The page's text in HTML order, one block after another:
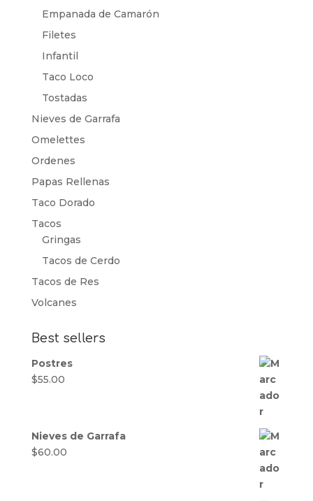
Empanada de Camarón
Filetes
Infantil
Taco Loco
Tostadas
Nieves de Garrafa
Omelettes
Ordenes
Papas Rellenas
Taco Dorado
Tacos
Gringas
Tacos de Cerdo
Tacos de Res
Volcanes
Best sellers
Postres
$55.00
Nieves de Garrafa
$60.00